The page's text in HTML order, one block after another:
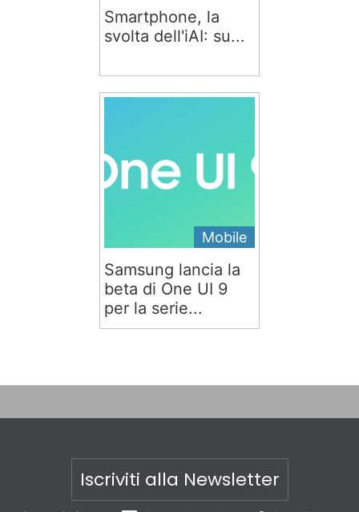
Smartphone, la
svolta dell'iAI: su...
Mobile
Samsung lancia la
beta di One UI 9
per la serie...
Iscriviti alla Newsletter